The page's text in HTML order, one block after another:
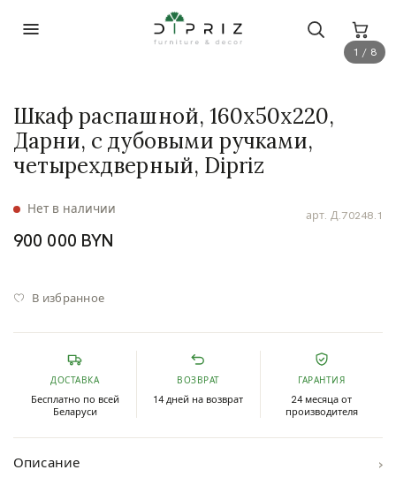
1 / 8
арт. Д.70248.1
Нет в наличии
Шкаф распашной, 160х50х220,
Дарни, с дубовыми ручками,
четырехдверный, Dipriz
900 000 BYN
В избранное
ДОСТАВКА
Бесплатно по всей
Беларуси
ВОЗВРАТ
14 дней на возврат
ГАРАНТИЯ
24 месяца от
производителя
Описание ›